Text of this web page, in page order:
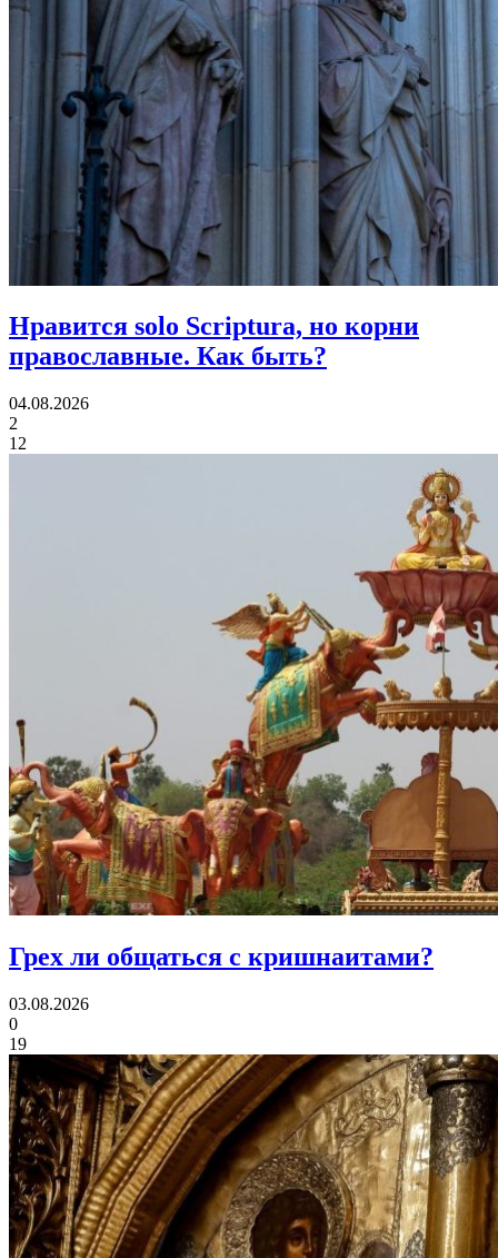
Нравится solo Scriptura, но корни
православные. Как быть?
04.08.2026
2
12
Грех ли общаться с кришнаитами?
03.08.2026
0
19